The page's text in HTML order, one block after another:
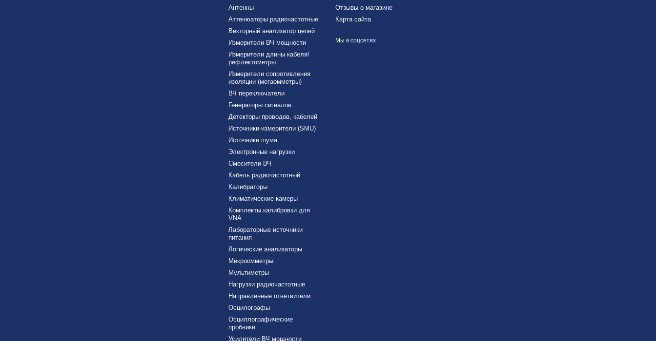
Антенны
Аттенюаторы радиочастотные
Векторный анализатор цепей
Измерители ВЧ мощности
Измерители длины кабеля/
рефлектометры
Измерители сопротивления
изоляции (мегаомметры)
ВЧ переключатели
Генераторы сигналов
Детекторы проводов, кабелей
Источники-измерители (SMU)
Источники шума
Электронные нагрузки
Смесители ВЧ
Кабель радиочастотный
Калибраторы
Климатические камеры
Комплекты калибровки для
VNA
Лабораторные источники
питания
Логические анализаторы
Микроомметры
Мультиметры
Нагрузки радиочастотные
Направленные ответвители
Осцилографы
Осциллографические
пробники
Усилители ВЧ мощности
Отзывы о магазине
Карта сайта
Мы в соцсетях